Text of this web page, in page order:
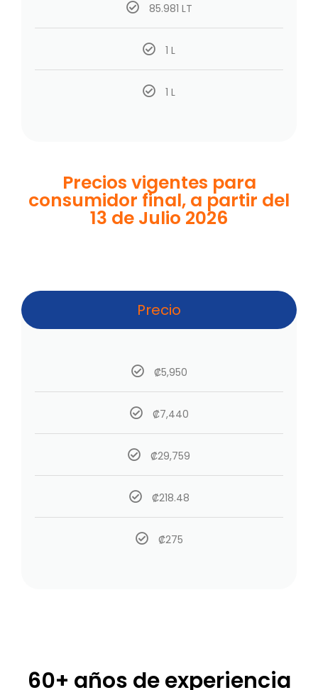
85.981 LT
1 L
1 L
Precios vigentes para
consumidor final, a partir del
13 de Julio 2026
Precio
₡5,950
₡7,440
₡29,759
₡218.48
₡275
60+ años de experiencia